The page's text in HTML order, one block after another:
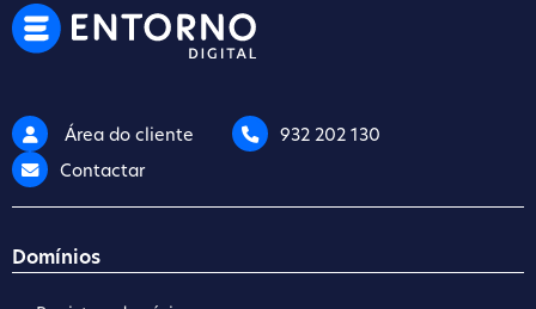
Área do cliente
932 202 130
Contactar
Domínios